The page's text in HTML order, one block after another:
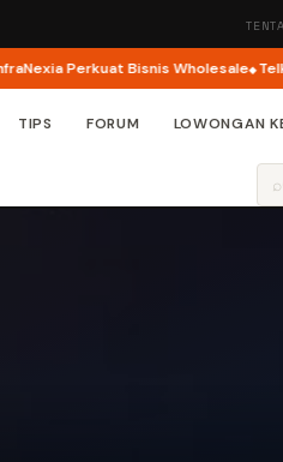
Perkuat Bisnis Wholesale
TIPS FORUM LOWONGAN
⌕